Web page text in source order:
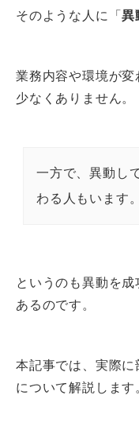
そのような人に「異
業務内容や環境が
少なくありません。
一方で、異動し
わる人もいます。
というのも異動を成
あるのです。
本記事では、実際
について解説します